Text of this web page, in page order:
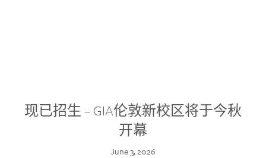
现已招生 – GIA伦敦新校区将于今秋
开幕
June 3, 2026